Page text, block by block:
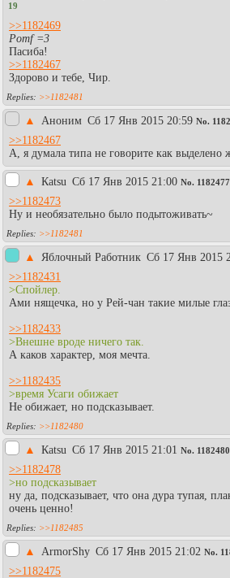
19
>>1182469
Pomf =3
Пасиба!
>>1182467
Здорово и тебе, Чир.
>>1182481
▲ Аноним Сб 17 Янв 2015 20:59 No.
>>1182467
А, я думала типа не говорите как выделено
▲ Каtsu Сб 17 Янв 2015 21:00 No. 1182477
>>1182473
Ну и необязательно было подытоживать~
>>1182481
▲ Яблочный Работник Сб 17 Янв 2015
>>1182431
>Спойлер.
Ами нящечка, но у Рей-чан такие милые
>>1182433
>Внешне вроде ничего так.
А каков характер, моя мечта.
>>1182435
>время Усаги обижает
Не обижает, но подсказывает.
>>1182480
▲ Каtsu Сб 17 Янв 2015 21:01 No. 1182480
>>1182478
>но подсказывает
ну да, подсказывает, что она дура тупая,
очень ценно!
>>1182485
▲ АrmorShy Сб 17 Янв 2015 21:02 No.
>>1182475